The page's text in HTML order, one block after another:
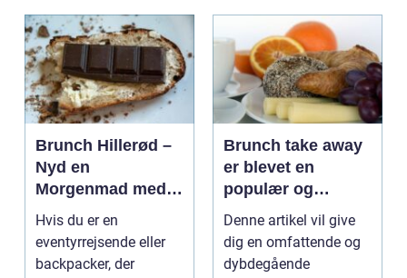
Brunch Hillerød –
Nyd en
Morgenmad med
Et Twist
Hvis du er en
eventyrrejsende eller
backpacker, der
Brunch take away
er blevet en
populær og
praktisk måde at
nyde en lækker
brunchoplevelse
Denne artikel vil give
dig en omfattende og
dybdegående